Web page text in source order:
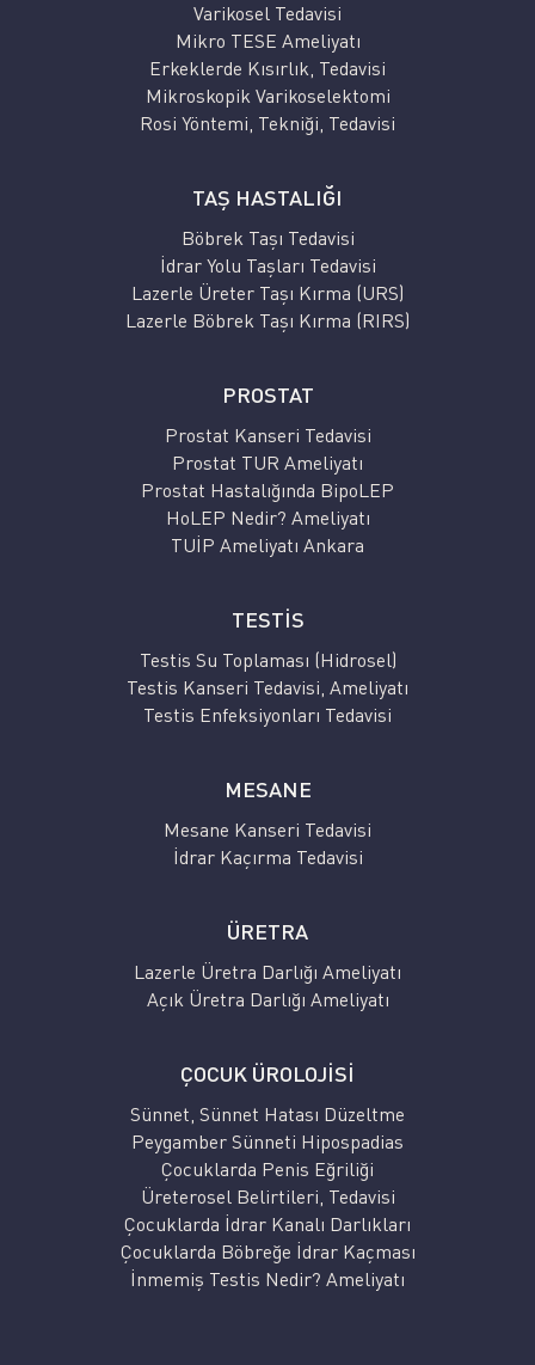
Varikosel Tedavisi
Mikro TESE Ameliyatı
Erkeklerde Kısırlık, Tedavisi
Mikroskopik Varikoselektomi
Rosi Yöntemi, Tekniği, Tedavisi
TAŞ HASTALIĞI
Böbrek Taşı Tedavisi
İdrar Yolu Taşları Tedavisi
Lazerle Üreter Taşı Kırma (URS)
Lazerle Böbrek Taşı Kırma (RIRS)
PROSTAT
Prostat Kanseri Tedavisi
Prostat TUR Ameliyatı
Prostat Hastalığında BipoLEP
HoLEP Nedir? Ameliyatı
TUİP Ameliyatı Ankara
TESTİS
Testis Su Toplaması (Hidrosel)
Testis Kanseri Tedavisi, Ameliyatı
Testis Enfeksiyonları Tedavisi
MESANE
Mesane Kanseri Tedavisi
İdrar Kaçırma Tedavisi
ÜRETRA
Lazerle Üretra Darlığı Ameliyatı
Açık Üretra Darlığı Ameliyatı
ÇOCUK ÜROLOJİSİ
Sünnet, Sünnet Hatası Düzeltme
Peygamber Sünneti Hipospadias
Çocuklarda Penis Eğriliği
Üreterosel Belirtileri, Tedavisi
Çocuklarda İdrar Kanalı Darlıkları
Çocuklarda Böbreğe İdrar Kaçması
İnmemiş Testis Nedir? Ameliyatı